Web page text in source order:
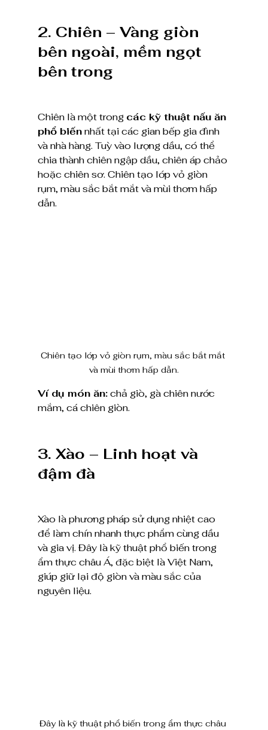
2. Chiên – Vàng giòn
bên ngoài, mềm ngọt
bên trong
Chiên là một trong các kỹ thuật nấu ăn
phổ biến nhất tại các gian bếp gia đình
và nhà hàng. Tuỳ vào lượng dầu, có thể
chia thành chiên ngập dầu, chiên áp chảo
hoặc chiên sơ. Chiên tạo lớp vỏ giòn
rụm, màu sắc bắt mắt và mùi thơm hấp
dẫn.
Chiên tạo lớp vỏ giòn rụm, màu sắc bắt mắt
và mùi thơm hấp dẫn.
Ví dụ món ăn: chả giò, gà chiên nước
mắm, cá chiên giòn.
3. Xào – Linh hoạt và
đậm đà
Xào là phương pháp sử dụng nhiệt cao
để làm chín nhanh thực phẩm cùng dầu
và gia vị. Đây là kỹ thuật phổ biến trong
ẩm thực châu Á, đặc biệt là Việt Nam,
giúp giữ lại độ giòn và màu sắc của
nguyên liệu.
Đây là kỹ thuật phổ biến trong ẩm thực châu